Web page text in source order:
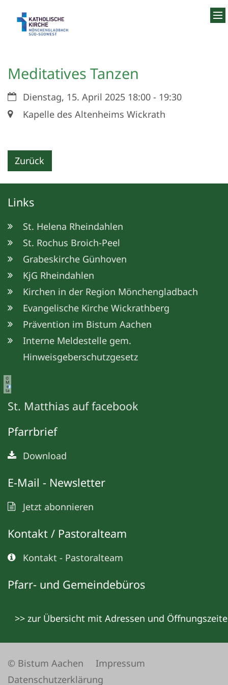
Meditatives Tanzen
Datum:Dienstag, 15. April 2025 18:00 - 19:30
Ort:Kapelle des Altenheims Wickrath
Zurück
Links
St. Helena Rheindahlen
St. Rochus Broich-Peel
Grabeskirche Günhoven
KjG Rheindahlen
Kirchen in der Region Mönchengladbach
Evangelische Kirche Wickrathberg
Prävention im Bistum Aachen
Interne Meldestelle gem.
Hinweisgeberschutzgesetz
©
M
e
ta
St. Matthias auf facebook
Pfarrbrief
Download
E-Mail - Newsletter
Jetzt abonnieren
Kontakt / Pastoralteam
Kontakt - Pastoralteam
Pfarr- und Gemeindebüros
>> zur Übersicht mit Adressen und
© Bistum Aachen
Impressum
Datenschutzerklärung